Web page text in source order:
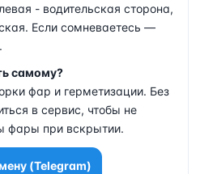
- водительская сторона,
Если сомневаетесь —
самому?
фар и герметизации. Без
в сервис, чтобы не
фары при вскрытии.
(Telegram)